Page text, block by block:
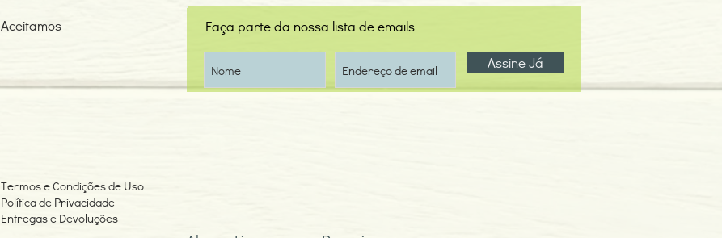
Aceitamos
Faça parte da nossa lista de emails
Assine Já
Termos e Condições de Uso
Política de Privacidade
Entregas e Devoluções